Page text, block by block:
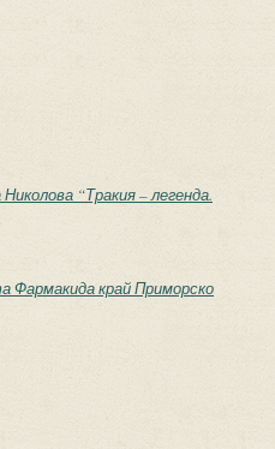
“Тракия – легенда.
край Приморско